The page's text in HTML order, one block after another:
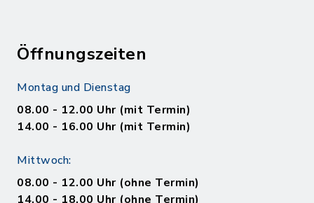
Öffnungszeiten
Montag und Dienstag
08.00 - 12.00 Uhr (mit Termin)
14.00 - 16.00 Uhr (mit Termin)
Mittwoch:
08.00 - 12.00 Uhr (ohne Termin)
14.00 - 18.00 Uhr (ohne Termin)